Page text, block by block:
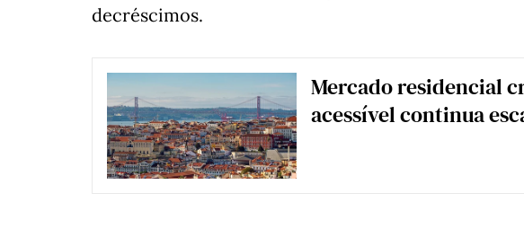
decréscimos.
Mercado residencial
acessível continua